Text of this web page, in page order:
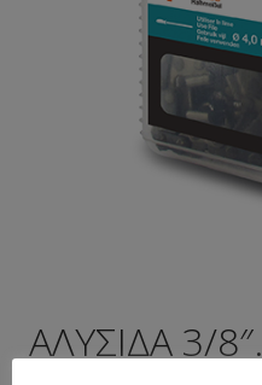
ΑΛΥΣΙΔΑ 3/